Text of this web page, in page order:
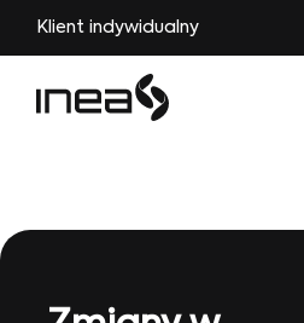
Klient indywidualny